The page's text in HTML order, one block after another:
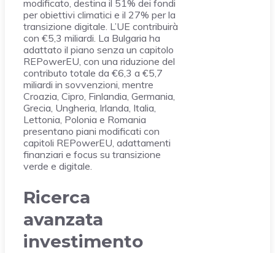
modificato, destina il 51% dei fondi
per obiettivi climatici e il 27% per la
transizione digitale. L’UE contribuirà
con €5,3 miliardi. La Bulgaria ha
adattato il piano senza un capitolo
REPowerEU, con una riduzione del
contributo totale da €6,3 a €5,7
miliardi in sovvenzioni, mentre
Croazia, Cipro, Finlandia, Germania,
Grecia, Ungheria, Irlanda, Italia,
Lettonia, Polonia e Romania
presentano piani modificati con
capitoli REPowerEU, adattamenti
finanziari e focus su transizione
verde e digitale.
Ricerca
avanzata
investimento